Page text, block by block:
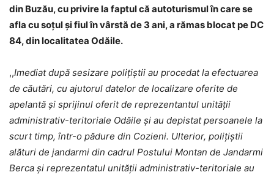
din Buzău, cu privire la faptul că autoturismul în care se
afla cu soțul și fiul în vârstă de 3 ani, a rămas blocat pe DC
84, din localitatea Odăile.
,,Imediat după sesizare polițiștii au procedat la efectuarea
de căutări, cu ajutorul datelor de localizare oferite de
apelantă și sprijinul oferit de reprezentantul unității
administrativ-teritoriale Odăile și au depistat persoanele la
scurt timp, într-o pădure din Cozieni. Ulterior, polițiștii
alături de jandarmi din cadrul Postului Montan de Jandarmi
Berca și reprezentatul unității administrativ-teritoriale au